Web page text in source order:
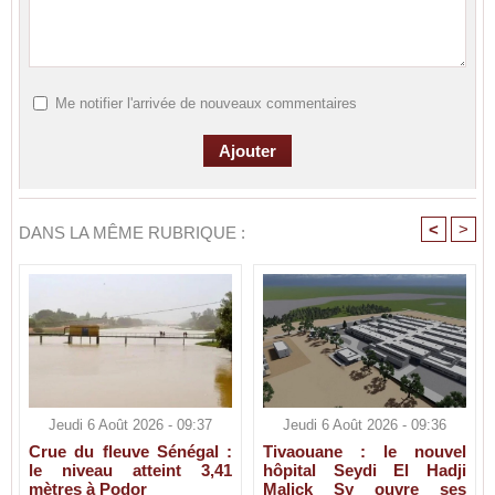
Me notifier l'arrivée de nouveaux commentaires
DANS LA MÊME RUBRIQUE : < >
Jeudi 6 Août 2026 - 09:37
Crue du fleuve Sénégal :
le niveau atteint 3,41
mètres à Podor
Jeudi 6 Août 2026 - 09:36
Tivaouane : le nouvel
hôpital Seydi El Hadji
Malick Sy ouvre ses